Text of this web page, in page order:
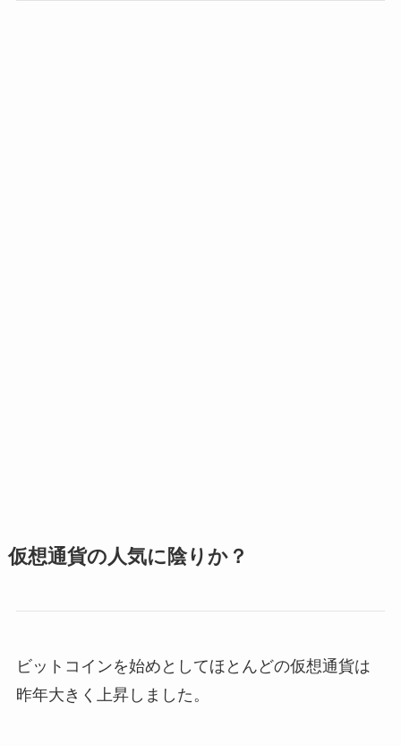
仮想通貨の人気に陰りか？
ビットコインを始めとしてほとんどの仮想通貨は
昨年大きく上昇しました。